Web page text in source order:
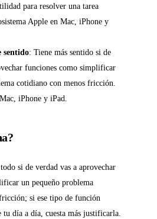
para resolver una tarea
Apple en Mac, iPhone y
sentido: Tiene más sentido si de
funciones como simplificar
cotidiano con menos fricción.
iPhone y iPad.
si de verdad vas a aprovechar
un pequeño problema
si ese tipo de función
tu día a día, cuesta más justificarla.